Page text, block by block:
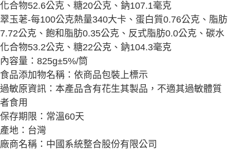
化合物52.6公克、糖20公克、鈉107.1毫克
翠玉荖-每100公克熱量340大卡、蛋白質0.76公克、脂肪
7.72公克、飽和脂肪0.35公克、反式脂肪0.0公克、碳水
化合物53.2公克、糖22公克、鈉104.3毫克
內容量：825g±5%/筒
食品添加物名稱：依商品包裝上標示
過敏原資訊：本產品含有花生其製品，不適其過敏體質
者食用
保存期限：常溫60天
產地：台灣
廠商名稱：中國系統整合股份有限公司